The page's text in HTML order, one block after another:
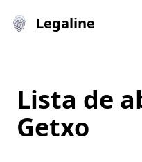
Legaline
Lista de
Getxo